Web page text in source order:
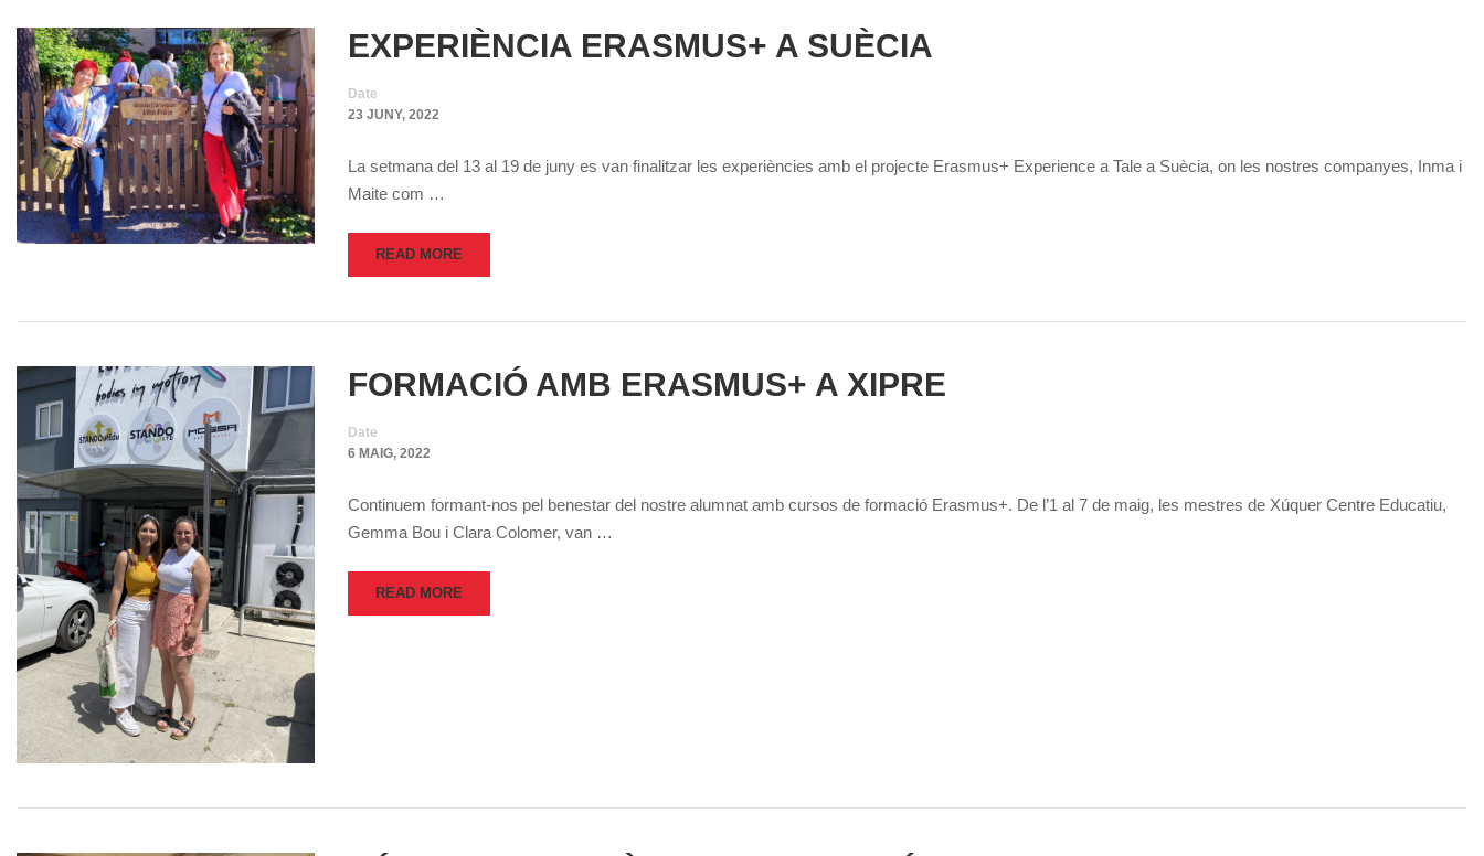
EXPERIÈNCIA ERASMUS+ A SUÈCIA
Date
23 JUNY, 2022
La setmana del 13 al 19 de juny es van finalitzar les experiències amb el projecte Erasmus+ Experience a Tale a Suècia, on les nostres companyes, Inma i
Maite com …
READ MORE
FORMACIÓ AMB ERASMUS+ A XIPRE
Date
6 MAIG, 2022
Continuem formant-nos pel benestar del nostre alumnat amb cursos de formació Erasmus+. De l’1 al 7 de maig, les mestres de Xúquer Centre Educatiu,
Gemma Bou i Clara Colomer, van …
READ MORE